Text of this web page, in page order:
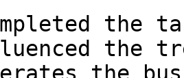
the
the